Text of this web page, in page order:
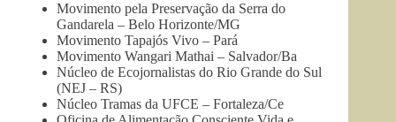
Movimento pela Preservação da Serra do
Gandarela – Belo Horizonte/MG
Movimento Tapajós Vivo – Pará
Movimento Wangari Mathai – Salvador/Ba
Núcleo de Ecojornalistas do Rio Grande do Sul
(NEJ – RS)
Núcleo Tramas da UFCE – Fortaleza/Ce